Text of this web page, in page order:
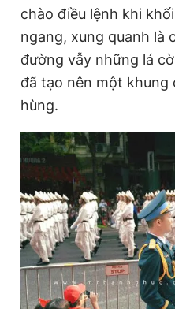
Giấy phép xuất bản số 110/GP
© 2003-2026 Bản quyền thuộc
chép dưới mọi hình thức nếu
bản. Phát triển bởi ePi
T
i
m
i
chào điều lệnh khi
ngang, xung quanh là
đường vẫy những lá
đã tạo nên một khung
hùng.